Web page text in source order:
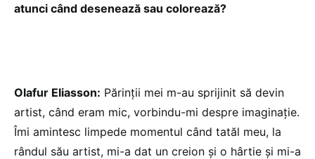
atunci când desenează sau colorează?
Olafur Eliasson: Părinții mei m-au sprijinit să devin
artist, când eram mic, vorbindu-mi despre imaginație.
Îmi amintesc limpede momentul când tatăl meu, la
rândul său artist, mi-a dat un creion și o hârtie și mi-a